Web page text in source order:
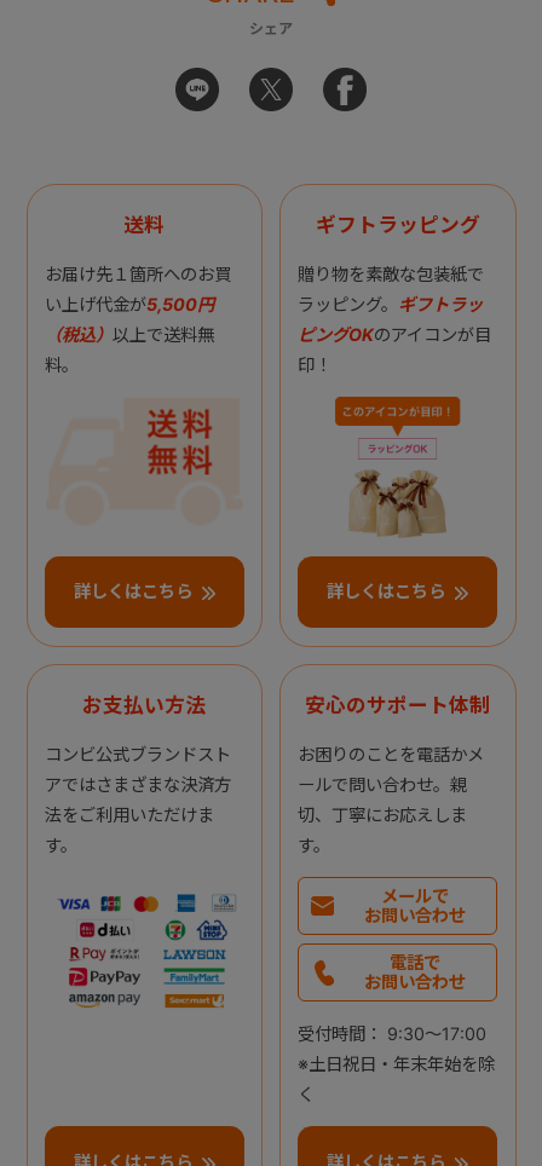
シェア
送料
お届け先１箇所へのお買
い上げ代金が5,500円
（税込） 以上で送料無
料。
詳しくはこちら
ギフトラッピング
贈り物を素敵な包装紙で
ラッピング。 ギフトラッ
ピングOKのアイコンが目
印！
詳しくはこちら
お支払い方法
コンビ公式ブランドスト
アではさまざまな決済方
法をご利用いただけま
す。
安心のサポート体制
お困りのことを電話かメ
ールで問い合わせ。親
切、丁寧にお応えしま
す。
メールで
お問い合わせ
電話で
お問い合わせ
受付時間： 9:30～17:00
※土日祝日・年末年始を除
く